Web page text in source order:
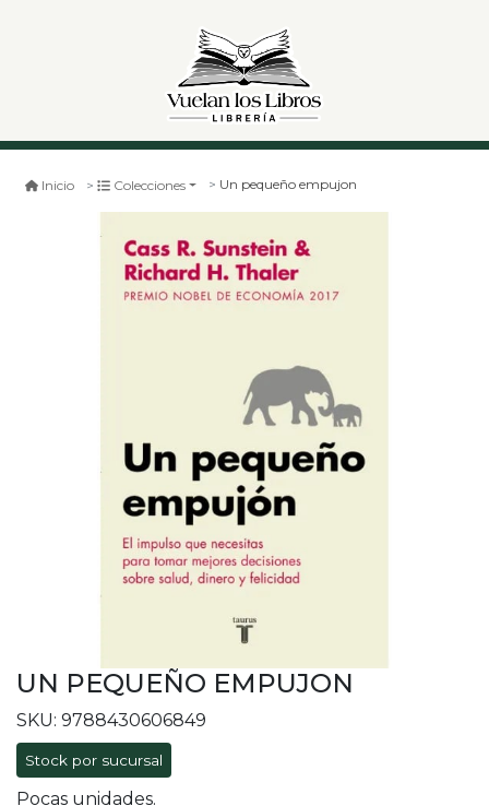
Inicio Colecciones Un pequeño empujon
UN PEQUEÑO EMPUJON
SKU: 9788430606849
Stock por sucursal
Pocas unidades.